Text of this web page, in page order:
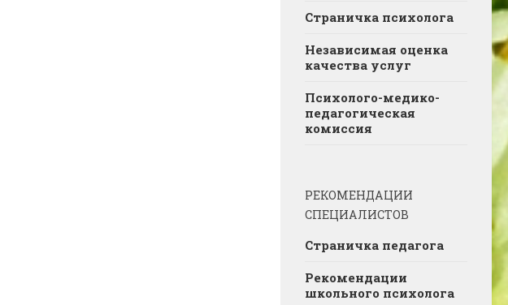
Страничка психолога
Независимая оценка
качества услуг
Психолого-медико-
педагогическая
комиссия
РЕКОМЕНДАЦИИ
СПЕЦИАЛИСТОВ
Страничка педагога
Рекомендации
школьного психолога